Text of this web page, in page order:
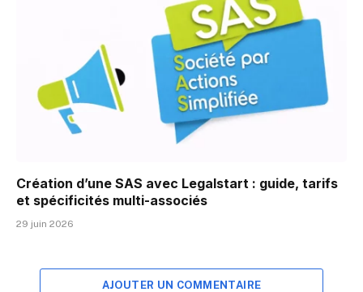
Création d’une SAS avec Legalstart : guide, tarifs
et spécificités multi-associés
29 juin 2026
AJOUTER UN COMMENTAIRE